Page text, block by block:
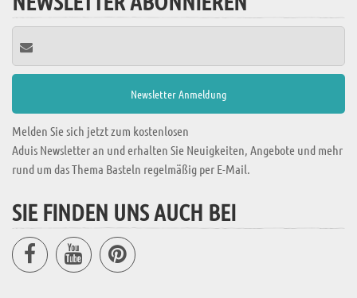
Melden Sie sich jetzt zum kostenlosen
Aduis Newsletter an und erhalten Sie Neuigkeiten, Angebote und mehr
rund um das Thema Basteln regelmäßig per E-Mail.
SIE FINDEN UNS AUCH BEI